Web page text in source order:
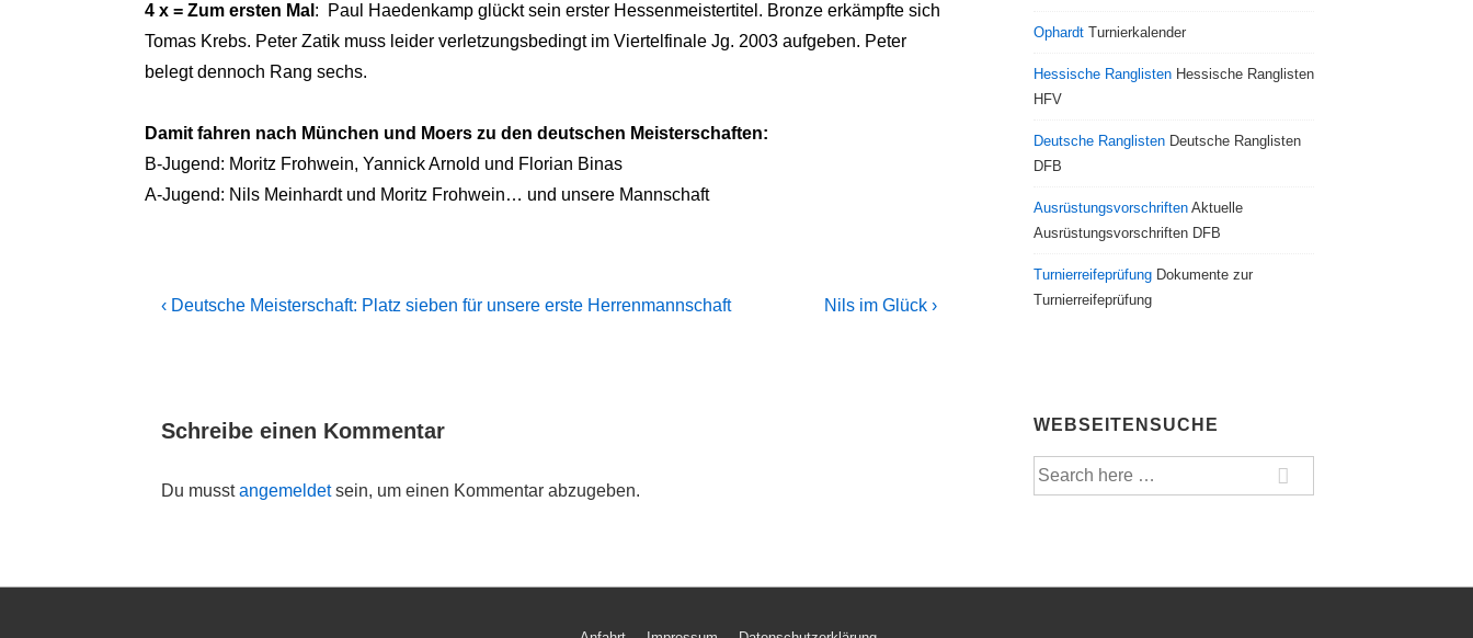
4 x = Zum ersten Mal : Paul Haedenkamp glückt sein erster Hessenmeistertitel. Bronze erkämpfte sich
Tomas Krebs. Peter Zatik muss leider verletzungsbedingt im Viertelfinale Jg. 2003 aufgeben. Peter
belegt dennoch Rang sechs.
Damit fahren nach München und Moers zu den deutschen Meisterschaften:
B-Jugend: Moritz Frohwein, Yannick Arnold und Florian Binas
A-Jugend: Nils Meinhardt und Moritz Frohwein… und unsere Mannschaft
Beitragsnavigation
Previous
‹ Deutsche Meisterschaft: Platz sieben für unsere erste Herrenmannschaft
Next
Nils im Glück ›
Schreibe einen Kommentar
Du musstangemeldetsein, um einen Kommentar abzugeben.
Ophardt Turnierkalender
Hessische Ranglisten Hessische Ranglisten
HFV
Deutsche Ranglisten Deutsche Ranglisten
DFB
Ausrüstungsvorschriften Aktuelle
Ausrüstungsvorschriften DFB
Turnierreifeprüfung Dokumente zur
Turnierreifeprüfung
WEBSEITENSUCHE
Suche
nach: